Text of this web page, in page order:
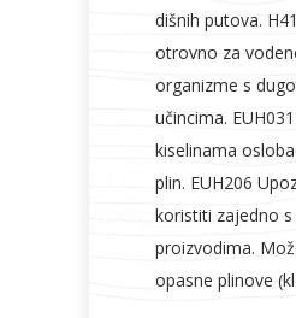
dišnih putova.
otrovno za
organizme s
učincima.
kiselinama
plin. EUH206
koristiti zajedno s
proizvodima.
opasne plinove